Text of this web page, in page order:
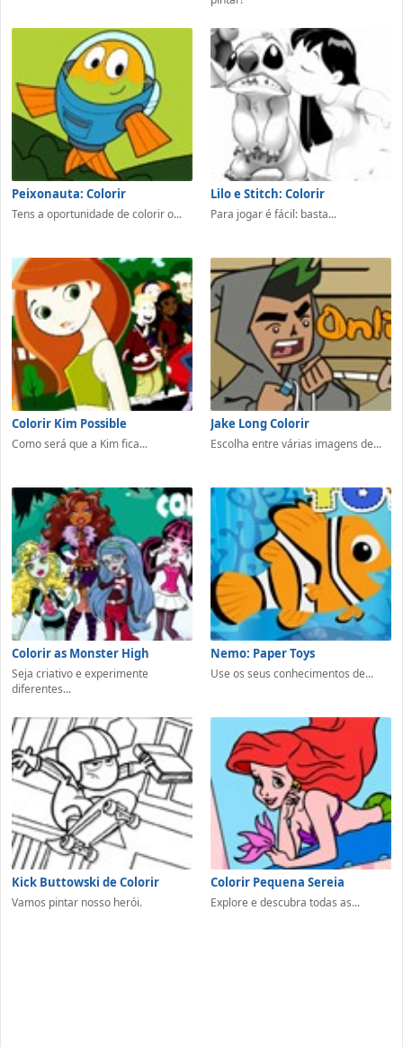
Peixonauta: Colorir
Tens a oportunidade de colorir o...
Lilo e Stitch: Colorir
Para jogar é fácil: basta...
Colorir Kim Possible
Como será que a Kim fica...
Jake Long Colorir
Escolha entre várias imagens de...
Colorir as Monster High
Seja criativo e experimente
diferentes...
Nemo: Paper Toys
Use os seus conhecimentos de...
Kick Buttowski de Colorir
Vamos pintar nosso herói.
Colorir Pequena Sereia
Explore e descubra todas as...